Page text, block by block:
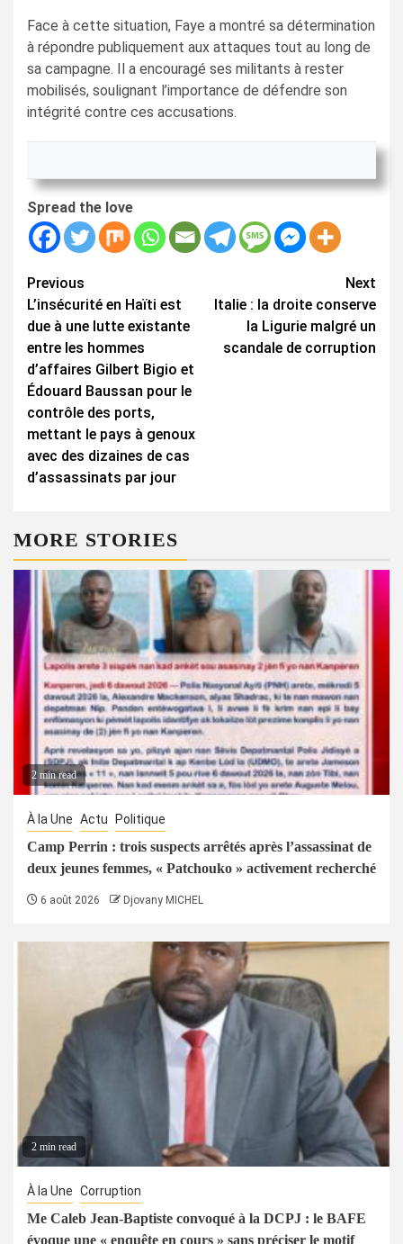
Face à cette situation, Faye a montré sa détermination
à répondre publiquement aux attaques tout au long de
sa campagne. Il a encouragé ses militants à rester
mobilisés, soulignant l’importance de défendre son
intégrité contre ces accusations.
Spread the love
Continue
Reading
Previous
L’insécurité en Haïti est
due à une lutte existante
entre les hommes
d’affaires Gilbert Bigio et
Édouard Baussan pour le
contrôle des ports,
mettant le pays à genoux
avec des dizaines de cas
d’assassinats par jour
Next
Italie : la droite conserve
la Ligurie malgré un
scandale de corruption
MORE STORIES
2 min read
À la Une Actu Politique
Camp Perrin : trois suspects arrêtés après l’assassinat de
deux jeunes femmes, « Patchouko » activement recherché
6 août 2026 Djovany MICHEL
2 min read
À la Une Corruption
Me Caleb Jean-Baptiste convoqué à la DCPJ : le BAFE
évoque une « enquête en cours » sans préciser le motif